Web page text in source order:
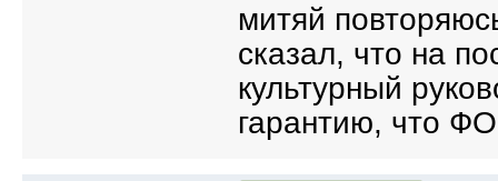
митяй
сказал, что на
культурный
гарантию, что